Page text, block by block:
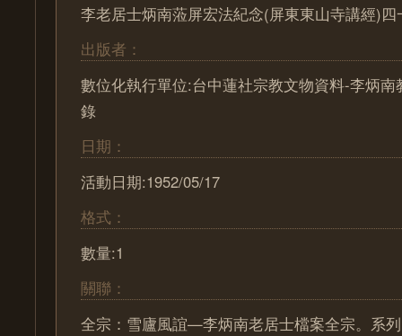
李老居士炳南蒞屏宏法紀念(屏東東山寺講經)
出版者：
數位化執行單位:台中蓮社宗教文物資料-李炳
錄
日期：
活動日期:1952/05/17
格式：
數量:1
關聯：
全宗：雪廬風誼—李炳南老居士檔案全宗。系